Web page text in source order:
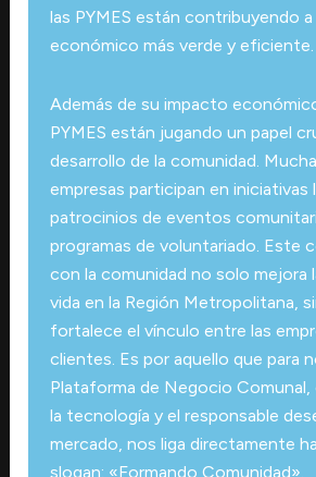
las PYMES están contribuyendo
económico más verde y eficiente.
Además de su impacto
PYMES están jugando un papel
desarrollo de la comunidad.
empresas participan en iniciativas
patrocinios de eventos
programas de voluntariado. Este
con la comunidad no solo mejora
vida en la Región Metropolitana,
fortalece el vínculo entre las
clientes. Es por aquello que para
Plataforma de Negocio Comunal,
la tecnología y el responsable
mercado, nos liga directamente
slogan: «Formando Comunidad».